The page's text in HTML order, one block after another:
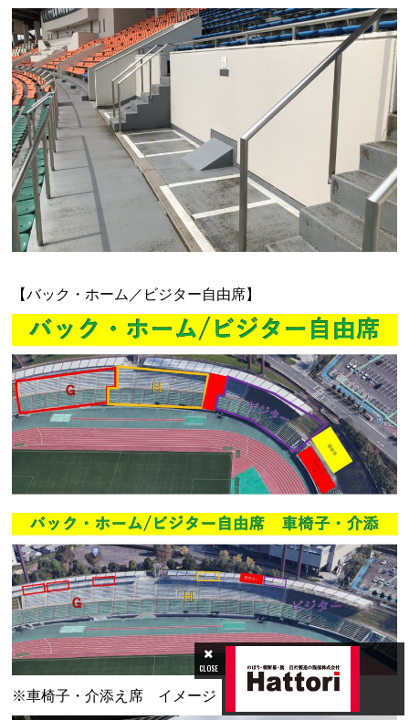
【バック・ホーム／ビジター自由席】
※車椅子・介添え席 イメージ
CLOSE